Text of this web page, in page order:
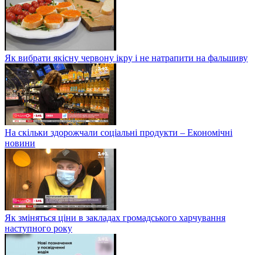
Як вибрати якісну червону ікру і не натрапити на фальшиву
На скільки здорожчали соціальні продукти – Економічні
новини
Як зміняться ціни в закладах громадського харчування
наступного року